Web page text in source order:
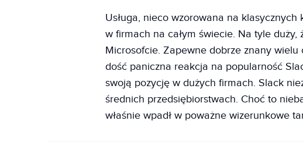
Usługa, nieco wzorowana na klasycznych
w firmach na całym świecie. Na tyle duży,
Microsofcie. Zapewne dobrze znany wielu
dość paniczna reakcja na popularność
swoją pozycję w dużych firmach. Slack
średnich przedsiębiorstwach. Choć to
właśnie wpadł w poważne wizerunkowe